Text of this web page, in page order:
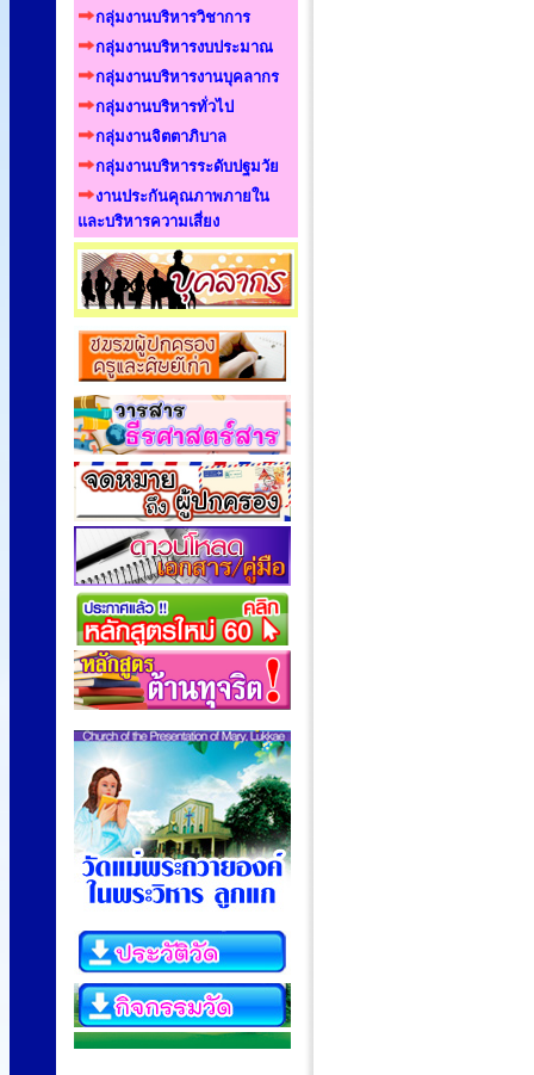
กลุ่มงานบริหารวิชาการ
กลุ่มงานบริหารงบประมาณ
กลุ่มงานบริหารงานบุคลากร
กลุ่มงานบริหารทั่วไป
กลุ่มงานจิตตาภิบาล
กลุ่มงานบริหารระดับปฐมวัย
งานประกันคุณภาพภายใน
และบริหารความเสี่ยง